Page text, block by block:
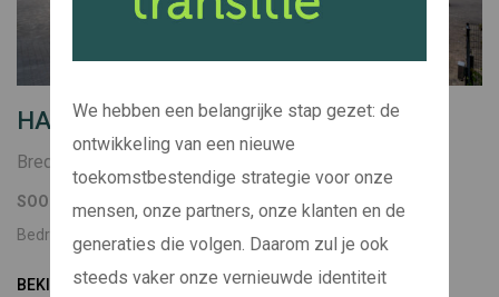
HANOS-ISPC
Breda
SOORT
Bedrijfspand
BOUWJAAR
2024 t/m 2027
BEKIJK PROJECT
We hebben een belangrijke stap gezet: de
ontwikkeling van een nieuwe
toekomstbestendige strategie voor onze
mensen, onze partners, onze klanten en de
generaties die volgen. Daarom zul je ook
steeds vaker onze vernieuwde identiteit